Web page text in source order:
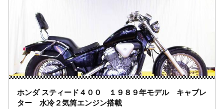
ホンダ スティード４００ １９８９年モデル キャブレ
ター 水冷２気筒エンジン搭載